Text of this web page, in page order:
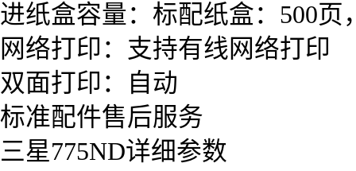
进纸盒容量：标配纸盒：500页
网络打印：支持有线网络打印
双面打印：自动
标准配件售后服务
三星775ND详细参数